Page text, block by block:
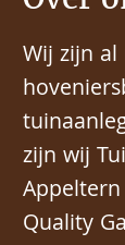
Wij zijn
zijn wij
Quality